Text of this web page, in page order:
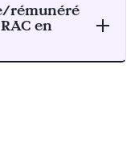
rémunéré
en